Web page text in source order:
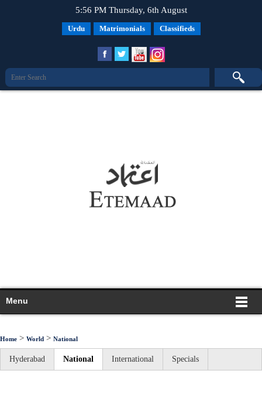
5:56 PM Thursday, 6th August
Urdu Matrimonials Classifieds
Menu
Home > World > National
Hyderabad National International Specials